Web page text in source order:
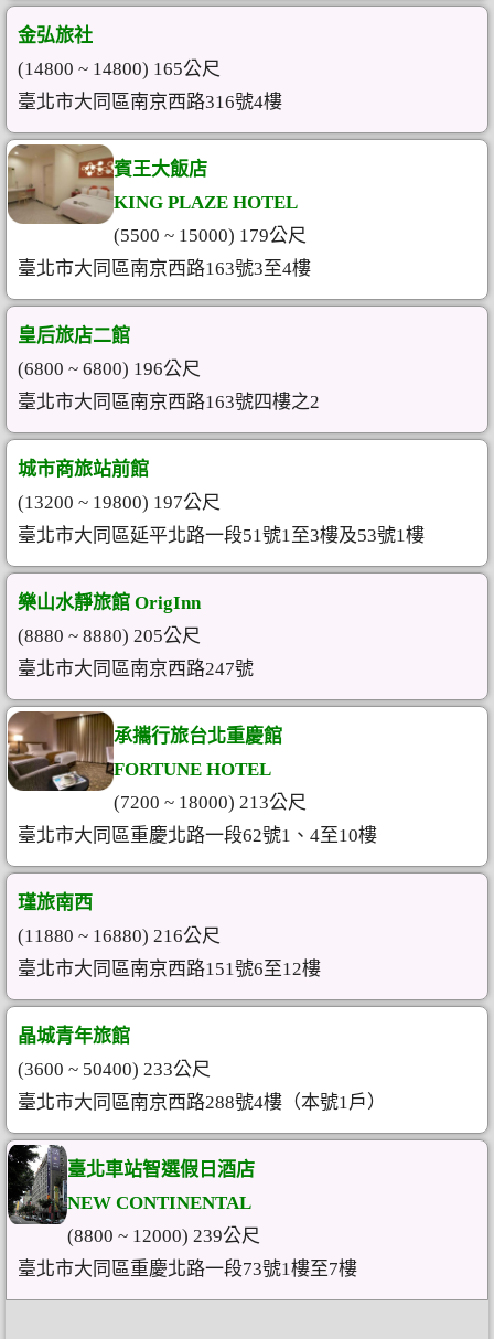
金弘旅社
(14800 ~ 14800) 165公尺
臺北市大同區南京西路316號4樓
賓王大飯店
KING PLAZE HOTEL
(5500 ~ 15000) 179公尺
臺北市大同區南京西路163號3至4樓
皇后旅店二館
(6800 ~ 6800) 196公尺
臺北市大同區南京西路163號四樓之2
城市商旅站前館
(13200 ~ 19800) 197公尺
臺北市大同區延平北路一段51號1至3樓及53號1樓
樂山水靜旅館 OrigInn
(8880 ~ 8880) 205公尺
臺北市大同區南京西路247號
承攜行旅台北重慶館
FORTUNE HOTEL
(7200 ~ 18000) 213公尺
臺北市大同區重慶北路一段62號1、4至10樓
瑾旅南西
(11880 ~ 16880) 216公尺
臺北市大同區南京西路151號6至12樓
晶城青年旅館
(3600 ~ 50400) 233公尺
臺北市大同區南京西路288號4樓（本號1戶）
臺北車站智選假日酒店
NEW CONTINENTAL
(8800 ~ 12000) 239公尺
臺北市大同區重慶北路一段73號1樓至7樓